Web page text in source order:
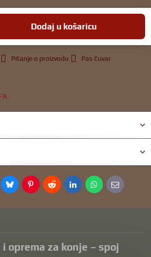
Dodaj u košaricu
Pitanje o proizvodu
Pas čuvar
BlueskyPinterestRedditLinkedInWhatsApp
E-
mail
oprema za konje – spoj